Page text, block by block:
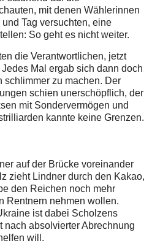
mit denen Wählerinnen
Tag versuchten, eine
So geht es nicht weiter.
die Verantwortlichen, jetzt
Mal ergab sich dann doch
zu machen. Der
schien unerschöpflich, der
mit Sondervermögen und
kannte keine Grenzen.
auf der Brücke voreinander
zieht Lindner durch den Kakao,
den Reichen noch mehr
Rentnern nehmen wollen.
ist dabei Scholzens
nach absolvierter Abrechnung
will.